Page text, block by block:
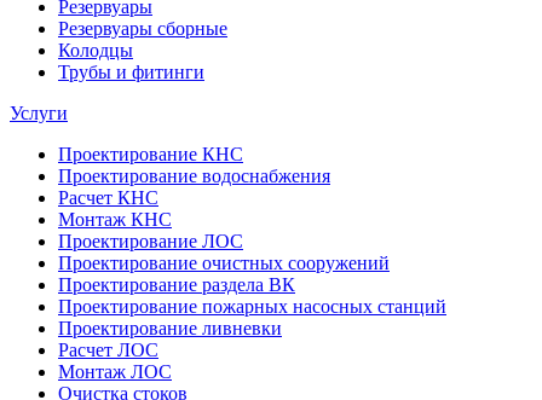
Резервуары
Резервуары сборные
Колодцы
Трубы и фитинги
Услуги
Проектирование КНС
Проектирование водоснабжения
Расчет КНС
Монтаж КНС
Проектирование ЛОС
Проектирование очистных сооружений
Проектирование раздела ВК
Проектирование пожарных насосных станций
Проектирование ливневки
Расчет ЛОС
Монтаж ЛОС
Очистка стоков